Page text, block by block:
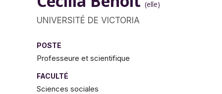
(elle)
UNIVERSITÉ DE VICTORIA
POSTE
Professeure et scientifique
FACULTÉ
Sciences sociales